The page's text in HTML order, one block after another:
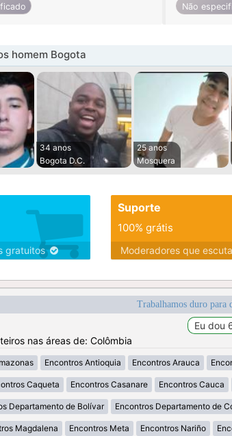
Não
homem Bogota
34 anos
Bogota D.C.
25 anos
Mosquera
gratuitos
Suporte
100% grátis
Moderadores que
Trabalhamos duro
nas áreas de: Colômbia
Encontros Antioquia Encontros Arauca
Caqueta Encontros Casanare Encontros Cauca
Departamento de Bolívar Encontros Departamento de
Magdalena Encontros Meta Encontros Nariño